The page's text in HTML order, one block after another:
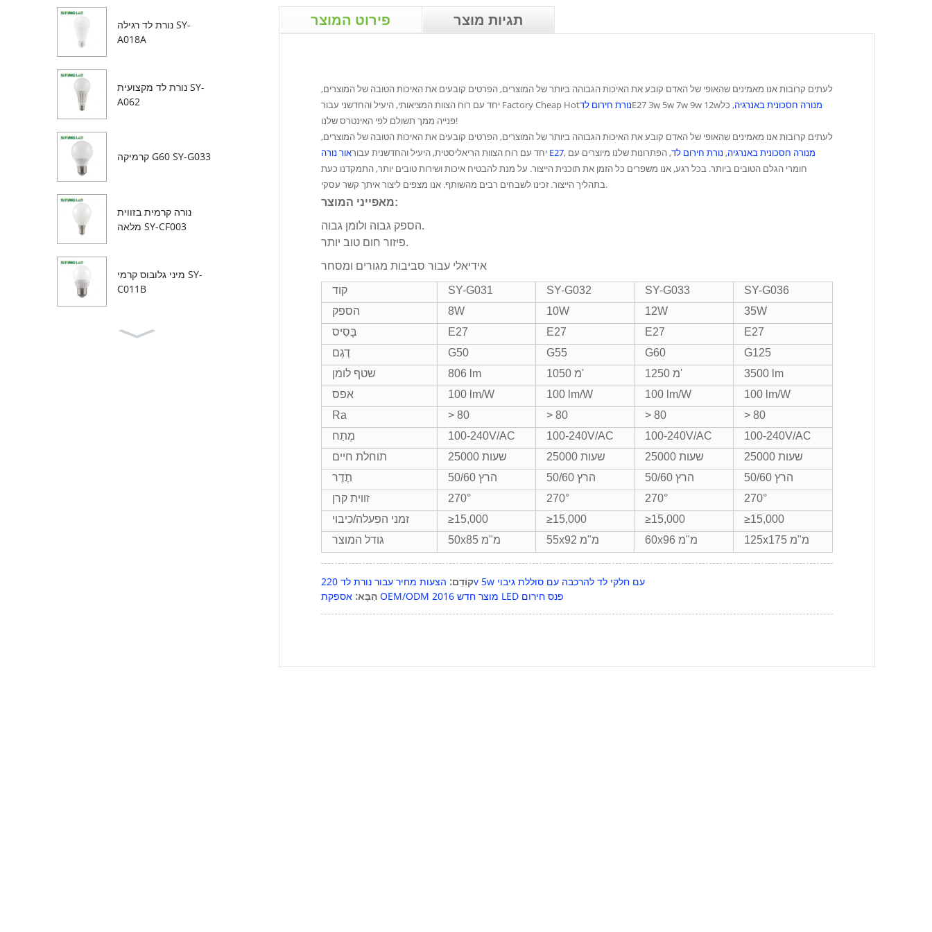
נורת לד רגילה SY-
A018A
נורת לד מקצועית SY-
A062
קרמיקה G60 SY-G033
נורה קרמית בזווית
מלאה SY-CF003
מיני גלובוס קרמי SY-
C011B
פירוט המוצר תגיות מוצר
לעתים קרובות אנו מאמינים שהאופי של האדם קובע את האיכות הגבוהה ביותר של המוצרים, הפרטים קובעים את האיכות הטובה של המוצרים,
יחד עם רוח הצוות המציאותי, היעיל והחדשני עבור Factory Cheap Hotנורת חירום לדE27 3w 5w 7w 9w 12w מנורה חסכונית באנרגיה, כל
פנייה ממך תשולם לפי האינטרס שלנו!
לעתים קרובות אנו מאמינים שהאופי של האדם קובע את האיכות הגבוהה ביותר של המוצרים, הפרטים קובעים את האיכות הטובה של המוצרים,
יחד עם רוח הצוות הריאליסטית, היעיל והחדשנית עבור אור נורה E27, מנורה חסכונית באנרגיה, נורת חירום לד, הפתרונות שלנו מיוצרים עם
חומרי הגלם הטובים ביותר. בכל רגע, אנו משפרים כל הזמן את תוכנית הייצור. על מנת להבטיח איכות ושירות טובים יותר, התמקדנו כעת
בתהליך הייצור. זכינו לשבחים רבים מהשותף. אנו מצפים ליצור איתך קשר עסקי.
מאפייני המוצר:
הספק גבוה ולומן גבוה.
פיזור חום טוב יותר.
אידיאלי עבור סביבות מגורים ומסחר
קוד SY-G031 SY-G032 SY-G033
SY-G036
הספק
8W 10W 12W
35W
בָּסִיס
E27 E27 E27
E27
דֶגֶם
G50 G55 G60
G125
שטף לומן
806 lm 1050 מ' 1250 מ'
3500 lm
אפס
100 lm/W 100 lm/W 100 lm/W
100 lm/W
Ra
> 80 > 80 > 80
> 80
מֶתַח
100-240V/AC 100-240V/AC 100-240V/AC
100-240V/AC
תוחלת חיים
25000 שעות 25000 שעות 25000 שעות
25000 שעות
תֶדֶר
50/60 הרץ 50/60 הרץ 50/60 הרץ
50/60 הרץ
זווית קרן
270° 270° 270°
270°
זמני הפעלה/כיבוי
≥15,000 ≥15,000 ≥15,000
≥15,000
גודל המוצר
50x85 מ"מ 55x92 מ"מ 60x96 מ"מ 125x175 מ"מ
קוֹדֵם:
הצעות מחיר עבור נורת לד 220v 5w עם חלקי לד להרכבה עם סוללת גיבוי
הַבָּא:
אספקת OEM/ODM 2016 מוצר חדש LED פנס חירום